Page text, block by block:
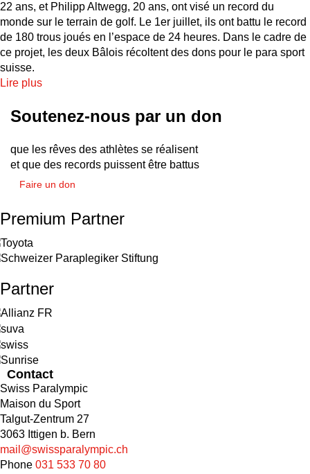
22 ans, et Philipp Altwegg, 20 ans, ont visé un record du
monde sur le terrain de golf. Le 1er juillet, ils ont battu le record
de 180 trous joués en l’espace de 24 heures. Dans le cadre de
ce projet, les deux Bâlois récoltent des dons pour le para sport
suisse.
Lire plus
Soutenez-nous par un don
que les rêves des athlètes se réalisent
et que des records puissent être battus
Faire un don
Premium Partner
Partner
Contact
Swiss Paralympic
Maison du Sport
Talgut-Zentrum 27
3063 Ittigen b. Bern
mail@swissparalympic.ch
Phone 031 533 70 80